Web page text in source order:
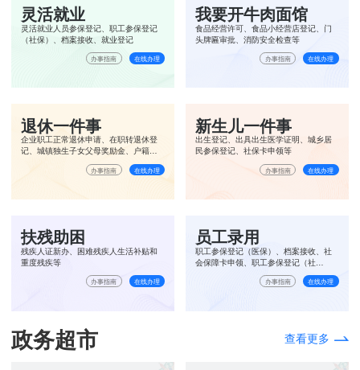
灵活就业
灵活就业人员参保登记、职工参保登记
（社保）、档案接收、就业登记
办事指南 在线办理
我要开牛肉面馆
食品经营许可、食品小经营店登记、门
头牌匾审批、消防安全检查等
办事指南 在线办理
退休一件事
企业职工正常退休申请、在职转退休登
记、城镇独生子女父母奖励金、户籍信
息确认、离、退休提取住房公积金
办事指南 在线办理
新生儿一件事
出生登记、出具出生医学证明、城乡居
民参保登记、社保卡申领等
办事指南 在线办理
扶残助困
残疾人证新办、困难残疾人生活补贴和
重度残疾等
办事指南 在线办理
员工录用
职工参保登记（医保）、档案接收、社
会保障卡申领、职工参保登记（社
保）、单位就业登记、住房公积金个人
办事指南 在线办理
政务超市 查看更多